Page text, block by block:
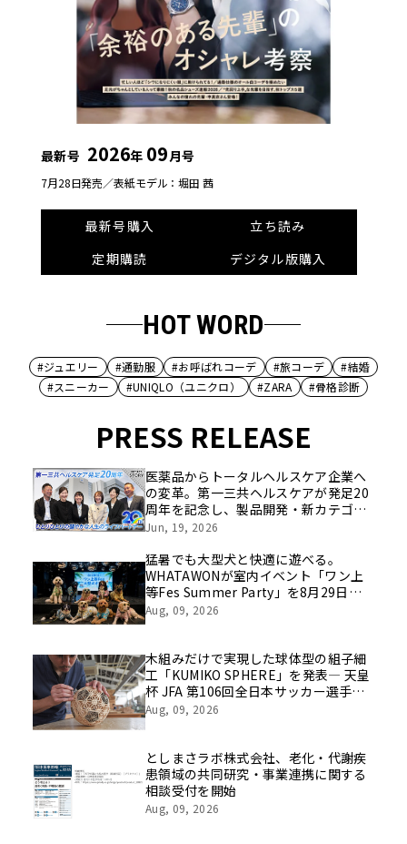
最新号 2026年 09月号
7月28日発売／表紙モデル：堀田 茜
最新号購入
立ち読み
定期購読
デジタル版購入
HOT WORD
#ジュエリー #通勤服 #お呼ばれコーデ #旅コーデ
#結婚
#スニーカー
#UNIQLO（ユニクロ） #ZARA #骨格診断
PRESS RELEASE
医薬品からトータルヘルスケア企業へ
の変革。第一三共ヘルスケアが発足20
周年を記念し、製品開発・新カテゴリ
挑戦の舞台や旧社統合時のエピソード
像を公開！
Jun, 19, 2026
猛暑でも大型犬と快適に遊べる。
WHATAWONが室内イベント「ワン上
等Fes Summer Party」を8月29日開
催
Aug, 09, 2026
木組みだけで実現した球体型の組子細
工「KUMIKO SPHERE」を発表― 天皇
杯 JFA 第106回全日本サッカー選手権
大会の公式ビジュアルにも採用 ―
Aug, 09, 2026
としまさラボ株式会社、老化・代謝疾
患領域の共同研究・事業連携に関する
相談受付を開始
Aug, 09, 2026